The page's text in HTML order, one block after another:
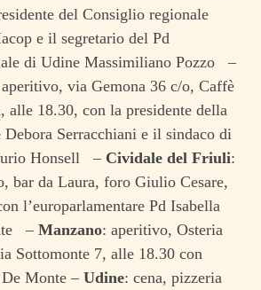
del Consiglio regionale
e il segretario del Pd
di Udine Massimiliano Pozzo –
via Gemona 36 c/o, Caffè
alle 18.30, con la presidente della
Debora Serracchiani e il sindaco di
Honsell – Cividale del Friuli:
bar da Laura, foro Giulio Cesare,
l’europarlamentare Pd Isabella
– Manzano: aperitivo, Osteria
Sottomonte 7, alle 18.30 con
Monte – Udine: cena, pizzeria